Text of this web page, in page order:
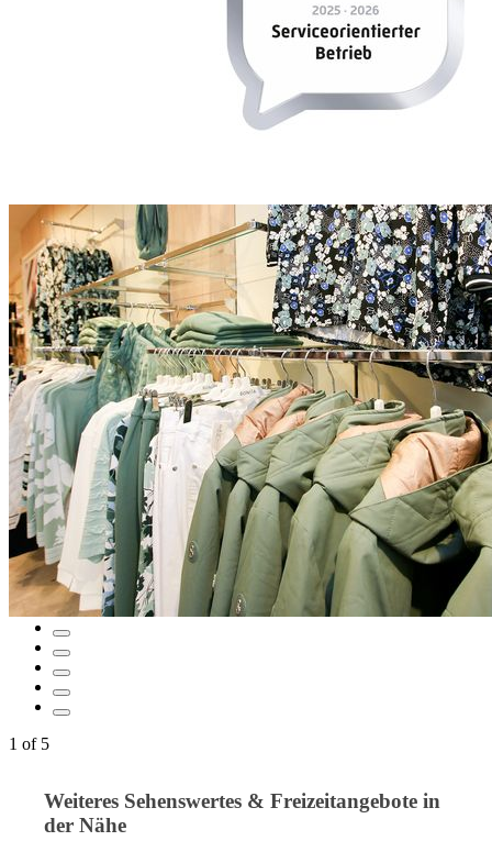
1 of 5
Weiteres Sehenswertes & Freizeitangebote in
der Nähe